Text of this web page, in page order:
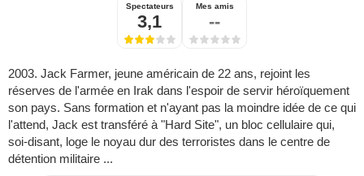
Spectateurs
3,1
Mes amis
--
2003. Jack Farmer, jeune américain de 22 ans, rejoint les
réserves de l'armée en Irak dans l'espoir de servir héroïquement
son pays. Sans formation et n'ayant pas la moindre idée de ce qui
l'attend, Jack est transféré à "Hard Site", un bloc cellulaire qui,
soi-disant, loge le noyau dur des terroristes dans le centre de
détention militaire ...